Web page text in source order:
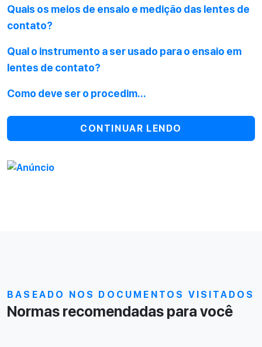
Quais os meios de ensaio e medição das lentes de
contato?
Qual o instrumento a ser usado para o ensaio em
lentes de contato?
Como deve ser o procedim...
CONTINUAR LENDO
BASEADO NOS DOCUMENTOS VISITADOS
Normas recomendadas para você